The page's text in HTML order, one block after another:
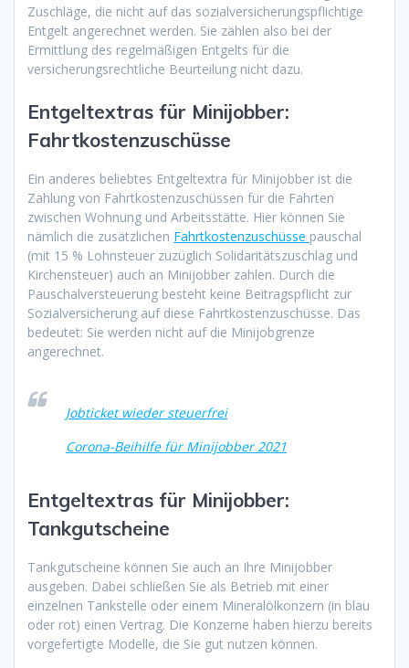
Zuschläge, die nicht auf das sozialversicherungspflichtige
Entgelt angerechnet werden. Sie zählen also bei der
Ermittlung des regelmäßigen Entgelts für die
versicherungsrechtliche Beurteilung nicht dazu.
Entgeltextras für Minijobber:
Fahrtkostenzuschüsse
Ein anderes beliebtes Entgeltextra für Minijobber ist die
Zahlung von Fahrtkostenzuschüssen für die Fahrten
zwischen Wohnung und Arbeitsstätte. Hier können Sie
nämlich die zusätzlichen Fahrtkostenzuschüsse pauschal
(mit 15 % Lohnsteuer zuzüglich Solidaritätszuschlag und
Kirchensteuer) auch an Minijobber zahlen. Durch die
Pauschalversteuerung besteht keine Beitragspflicht zur
Sozialversicherung auf diese Fahrtkostenzuschüsse. Das
bedeutet: Sie werden nicht auf die Minijobgrenze
angerechnet.
Jobticket wieder steuerfrei
Corona-Beihilfe für Minijobber 2021
Entgeltextras für Minijobber:
Tankgutscheine
Tankgutscheine können Sie auch an Ihre Minijobber
ausgeben. Dabei schließen Sie als Betrieb mit einer
einzelnen Tankstelle oder einem Mineralölkonzern (in blau
oder rot) einen Vertrag. Die Konzerne haben hierzu bereits
vorgefertigte Modelle, die Sie gut nutzen können.